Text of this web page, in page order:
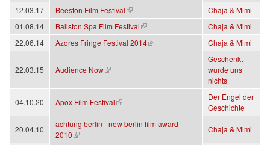
12.03.17
Beeston Film Festival
(Link ist extern)
Chaja & Mimi
01.08.14
Ballston Spa Film Festival
(Link ist extern)
Chaja & Mimi
22.06.14
Azores Fringe Festival 2014
(Link ist extern) Chaja & Mimi
22.03.15 Audience Now
(Link ist extern)
Geschenkt
wurde uns
nichts
04.10.20 Apox Film Festival
(Link ist extern)
Der Engel der
Geschichte
20.04.10
achtung berlin - new berlin film award
2010
(Link ist extern)
Chaja & Mimi